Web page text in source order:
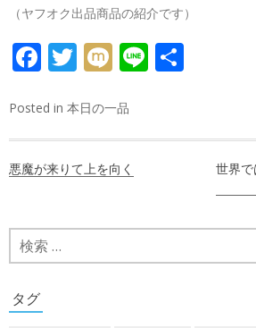
（ヤフオク出品商品の紹介です）
FACEBOOK
TWITTER
MIXILINE
Posted in 本日の一品
稿
ビ
ー
悪魔が来りて上を向く
世界
検
索:
タグ